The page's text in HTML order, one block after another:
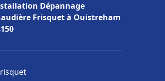
Dépannage
Frisquet à Ouistreham